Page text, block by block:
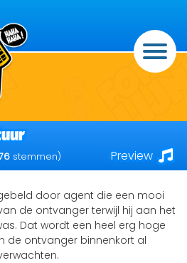
stemmen) Preview
door agent die een mooi
de ontvanger terwijl hij aan het
Dat wordt een heel erg hoge
de ontvanger binnenkort al